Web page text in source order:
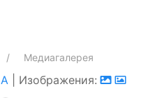
A| Изображения:
Медиагалерея